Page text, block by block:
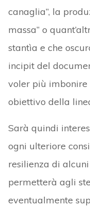
canaglia”, la
massa” o
stantìa e che
incipit del
voler più imbonire
obiettivo della
Sarà quindi
ogni ulteriore
resilienza di
permetterà agli
eventualmente